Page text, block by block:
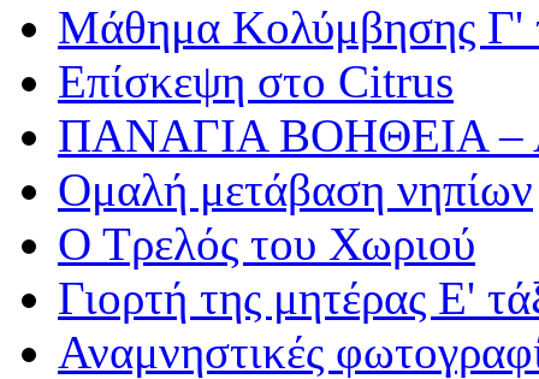
Μάθημα Κολύμβησης Γ'
Επίσκεψη στο Citrus
ΠΑΝΑΓΙΑ ΒΟΗΘΕΙΑ
Ομαλή μετάβαση νηπίων
Ο Τρελός του Χωριού
Γιορτή της μητέρας Ε'
Αναμνηστικές